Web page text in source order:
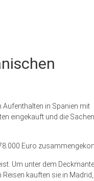
Aufenthalten in Spanien mit
eingekauft und die
Euro
Um unter dem
kauften sie in